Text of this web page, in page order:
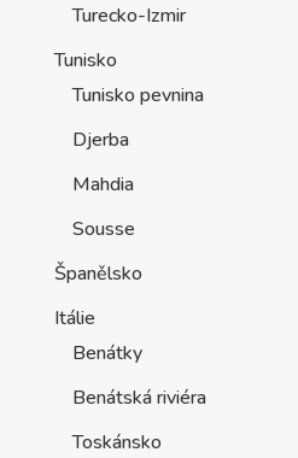
Turecko-Izmir
Tunisko
Tunisko pevnina
Djerba
Mahdia
Sousse
Španělsko
Itálie
Benátky
Benátská riviéra
Toskánsko